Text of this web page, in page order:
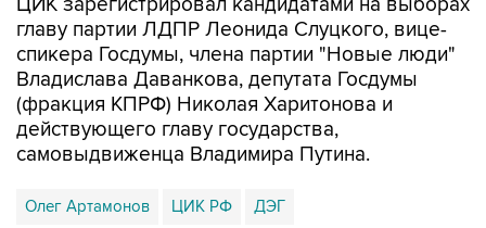
главу партии ЛДПР Леонида Слуцкого, вице-
спикера Госдумы, члена партии "Новые люди"
Владислава Даванкова, депутата Госдумы
(фракция КПРФ) Николая Харитонова и
действующего главу государства,
самовыдвиженца Владимира Путина.
Олег Артамонов ЦИК РФ ДЭГ